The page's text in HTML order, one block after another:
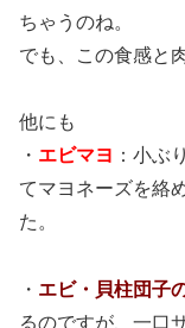
ちゃうのね。
でも、この食感と
他にも
・ エビマヨ ：小ぶ
てマヨネーズを絡
た。
・ エビ・貝柱団子
るのですが、一口